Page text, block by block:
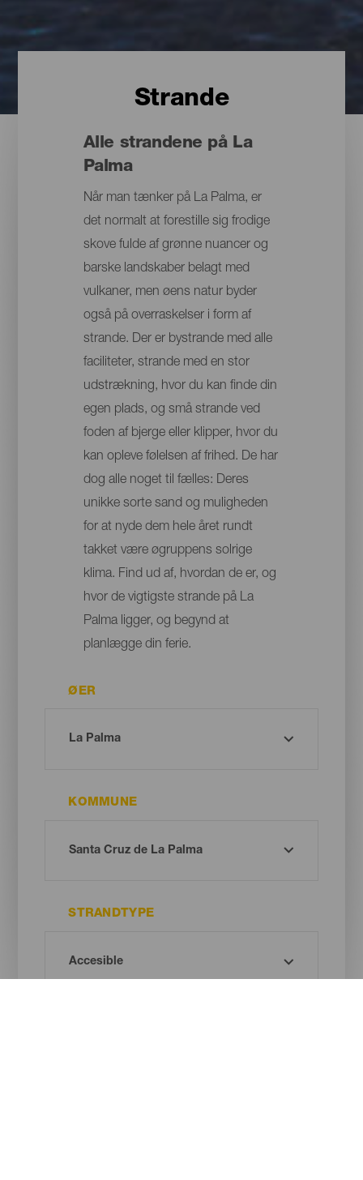
Strande
Alle strandene på La
Palma
Når man tænker på La Palma, er
det normalt at forestille sig frodige
skove fulde af grønne nuancer og
barske landskaber belagt med
vulkaner, men øens natur byder
også på overraskelser i form af
strande. Der er bystrande med alle
faciliteter, strande med en stor
udstrækning, hvor du kan finde din
egen plads, og små strande ved
foden af bjerge eller klipper, hvor du
kan opleve følelsen af frihed. De har
dog alle noget til fælles: Deres
unikke sorte sand og muligheden
for at nyde dem hele året rundt
takket være øgruppens solrige
klima. Find ud af, hvordan de er, og
hvor de vigtigste strande på La
Palma ligger, og begynd at
planlægge din ferie.
ØER
KOMMUNE
STRANDTYPE